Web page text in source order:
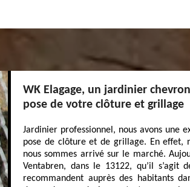
WK Elagage, un jardinier
pose de votre clôture et grillage
Jardinier professionnel, nous avons une
pose de clôture et de grillage. En effet,
nous sommes arrivé sur le marché.
Ventabren, dans le 13122, qu’il s’agit
recommandent auprès des habitants